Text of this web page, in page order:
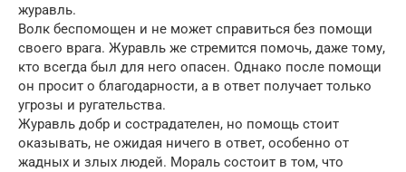
журавль.
Волк беспомощен и не может справиться без помощи
своего врага. Журавль же стремится помочь, даже тому,
кто всегда был для него опасен. Однако после помощи
он просит о благодарности, а в ответ получает только
угрозы и ругательства.
Журавль добр и сострадателен, но помощь стоит
оказывать, не ожидая ничего в ответ, особенно от
жадных и злых людей. Мораль состоит в том, что